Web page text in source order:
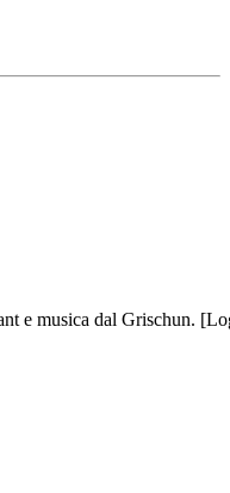
e musica dal Grischun.